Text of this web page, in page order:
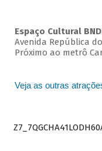
Espaço Cultural
Avenida República
Próximo ao metrô
Veja as outras